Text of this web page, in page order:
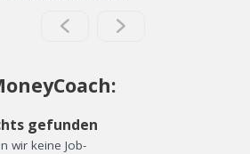
gefunden
wir keine Job-